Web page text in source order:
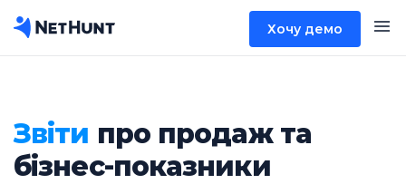
Хочу демо
Звіти про продаж та
бізнес-показники